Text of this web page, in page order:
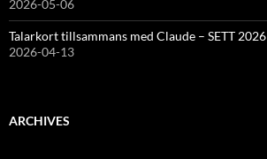
2026-05-06
Talarkort tillsammans med Claude – SETT 2026
2026-04-13
ARCHIVES